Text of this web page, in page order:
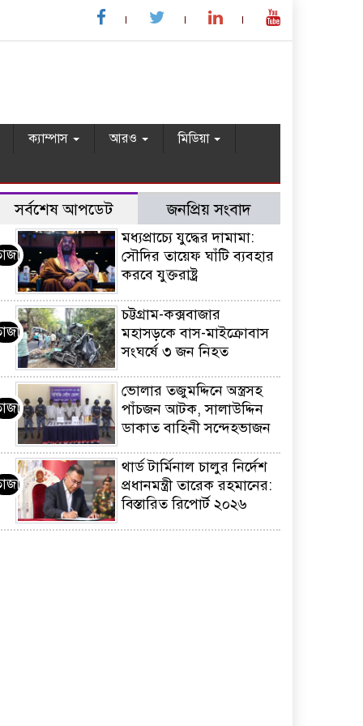
ক্যাম্পাস আরও
মিডিয়া
সর্বশেষ আপডেট জনপ্রিয় সংবাদ
মধ্যপ্রাচ্যে যুদ্ধের দামামা:
সৌদির তায়েফ ঘাঁটি ব্যবহার
করবে যুক্তরাষ্ট্র
চট্টগ্রাম-কক্সবাজার
মহাসড়কে বাস-মাইক্রোবাস
সংঘর্ষে ৩ জন নিহত
ভোলার তজুমদ্দিনে অস্ত্রসহ
পাঁচজন আটক, সালাউদ্দিন
ডাকাত বাহিনী সন্দেহভাজন
থার্ড টার্মিনাল চালুর নির্দেশ
প্রধানমন্ত্রী তারেক রহমানের:
বিস্তারিত রিপোর্ট ২০২৬